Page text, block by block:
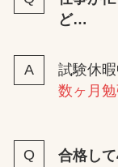
ど…
試験休
数ヶ月
合格し